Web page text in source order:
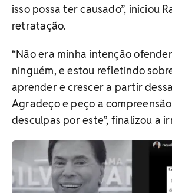
isso possa ter causado”, iniciou
retratação.
“Não era minha intenção
ninguém, e estou refletindo
aprender e crescer a partir
Agradeço e peço a
desculpas por este”, finalizou a